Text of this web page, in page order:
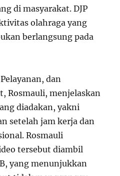
di masyarakat. DJP
olahraga yang
berlangsung pada
dan
Rosmauli, menjelaskan
diadakan, yakni
setelah jam kerja dan
Rosmauli
tersebut diambil
yang menunjukkan